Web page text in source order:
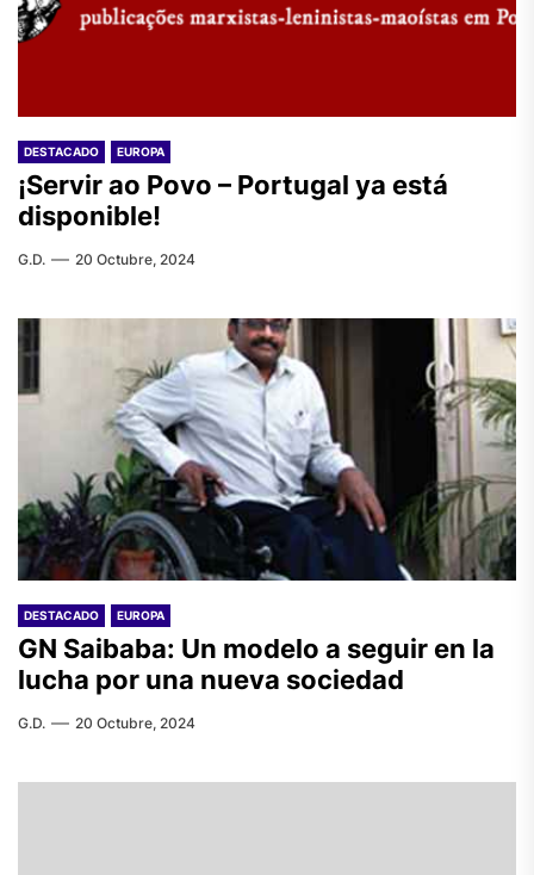
DESTACADO EUROPA
¡Servir ao Povo – Portugal ya está
disponible!
G.D. 20 Octubre, 2024
DESTACADO EUROPA
GN Saibaba: Un modelo a seguir en la
lucha por una nueva sociedad
G.D. 20 Octubre, 2024